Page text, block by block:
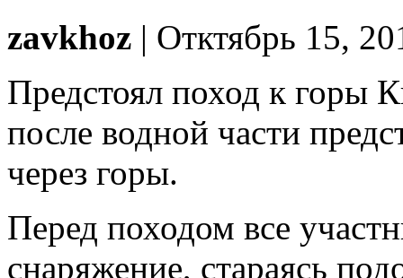
zavkhoz | Отктябрь 15,
Предстоял поход к горы
после водной части
через горы.
Перед походом все
снаряжение, стараясь